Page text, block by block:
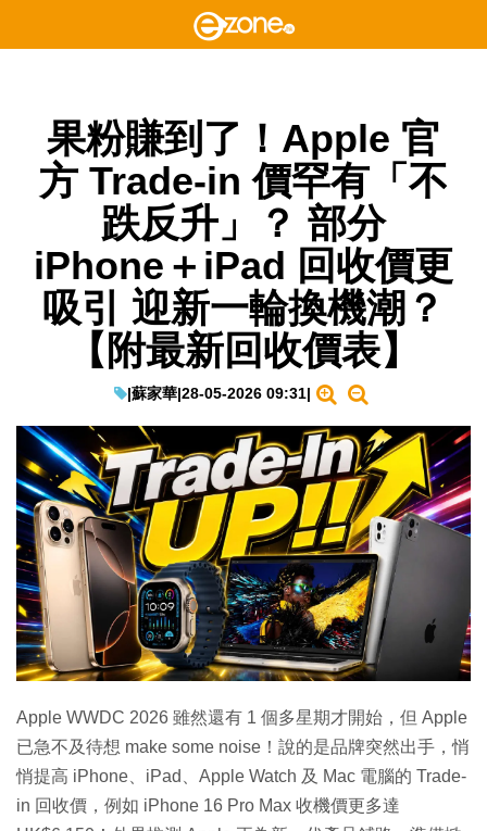
果粉賺到了！Apple 官
方 Trade-in 價罕有「不
跌反升」？ 部分
iPhone＋iPad 回收價更
吸引 迎新一輪換機潮？
【附最新回收價表】
|蘇家華|28-05-2026 09:31|
Apple WWDC 2026 雖然還有 1 個多星期才開始，但 Apple
已急不及待想 make some noise！說的是品牌突然出手，悄
悄提高 iPhone、iPad、Apple Watch 及 Mac 電腦的 Trade-
in 回收價，例如 iPhone 16 Pro Max 收機價更多達